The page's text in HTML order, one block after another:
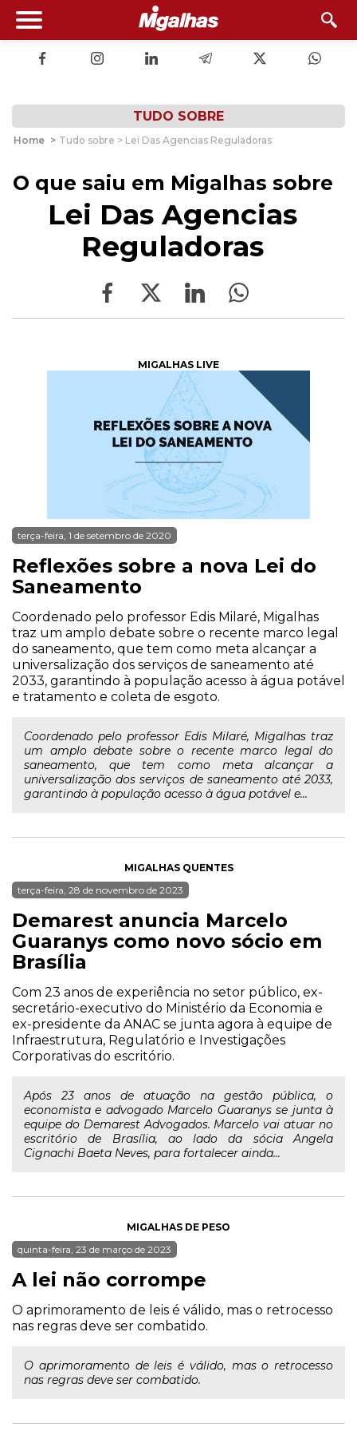
TUDO SOBRE
Home > Tudo sobre > Lei Das Agencias Reguladoras
O que saiu em Migalhas sobre
Lei Das Agencias
Reguladoras
MIGALHAS LIVE
terça-feira, 1 de setembro de 2020
Reflexões sobre a nova Lei do
Saneamento
Coordenado pelo professor Edis Milaré, Migalhas
traz um amplo debate sobre o recente marco legal
do saneamento, que tem como meta alcançar a
universalização dos serviços de saneamento até
2033, garantindo à população acesso à água potável
e tratamento e coleta de esgoto.
Coordenado pelo professor Edis Milaré, Migalhas traz
um amplo debate sobre o recente marco legal do
saneamento, que tem como meta alcançar a
universalização dos serviços de saneamento até 2033,
garantindo à população acesso à água potável e...
MIGALHAS QUENTES
terça-feira, 28 de novembro de 2023
Demarest anuncia Marcelo
Guaranys como novo sócio em
Brasília
Com 23 anos de experiência no setor público, ex-
secretário-executivo do Ministério da Economia e
ex-presidente da ANAC se junta agora à equipe de
Infraestrutura, Regulatório e Investigações
Corporativas do escritório.
Após 23 anos de atuação na gestão pública, o
economista e advogado Marcelo Guaranys se junta à
equipe do Demarest Advogados. Marcelo vai atuar no
escritório de Brasília, ao lado da sócia Angela
Cignachi Baeta Neves, para fortalecer ainda...
MIGALHAS DE PESO
quinta-feira, 23 de março de 2023
A lei não corrompe
O aprimoramento de leis é válido, mas o retrocesso
nas regras deve ser combatido.
O aprimoramento de leis é válido, mas o retrocesso
nas regras deve ser combatido.